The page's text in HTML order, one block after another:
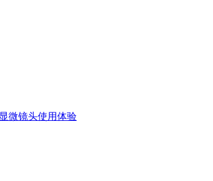
微镜头使用体验